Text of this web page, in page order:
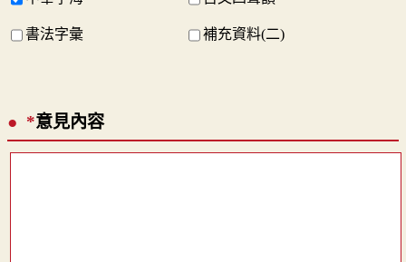
書法字彙 補充資料(二)
*意見內容